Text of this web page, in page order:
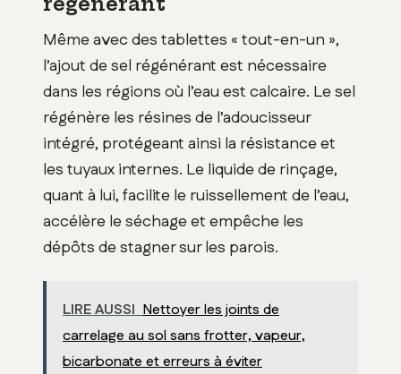
Même avec des tablettes « tout-en-un »,
l’ajout de sel régénérant est nécessaire
dans les régions où l’eau est calcaire. Le sel
régénère les résines de l’adoucisseur
intégré, protégeant ainsi la résistance et
les tuyaux internes. Le liquide de rinçage,
quant à lui, facilite le ruissellement de l’eau,
accélère le séchage et empêche les
dépôts de stagner sur les parois.
LIRE AUSSI Nettoyer les joints de
carrelage au sol sans frotter, vapeur,
bicarbonate et erreurs à éviter